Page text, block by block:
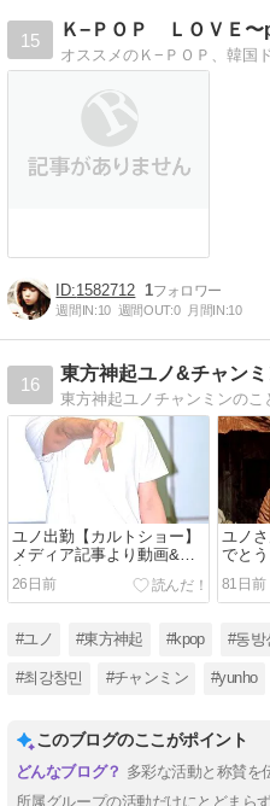
15
Ｋ−ＰＯＰ ＬＯＶＥ
1582712 1
週間IN:10 週間OUT:0 月間IN:10
16
東方神起ユノ&チャン
ユノ出勤【カルトショー】
メディア記事より動画&写
真 #yunho #ユノ #유노윤호
26日前
ユノ
でと
81日前
#ユノ #東方神起 #kpop #동방
#최강창민 #チャンミン #yunho
このブログのここがポイント
多彩な活動と称賛を
所属グループの活動だけにとどまら